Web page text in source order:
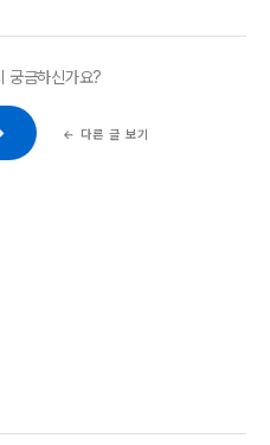
궁금하신가요?
← 다른 글 보기